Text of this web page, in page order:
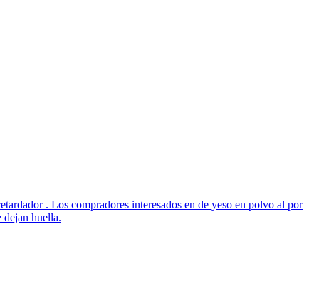
. Los compradores interesados en de yeso en polvo al por
dejan huella.